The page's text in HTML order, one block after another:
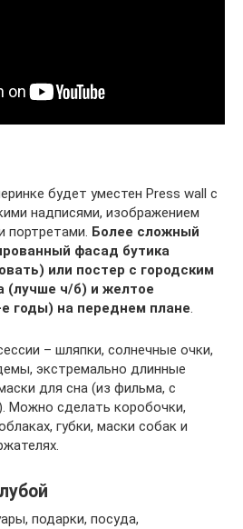
будет уместен Press wall с
надписями, изображением
портретами. Более сложный
фасад бутика
или постер с городским
(лучше ч/б) и желтое
годы) на переднем плане.
– шляпки, солнечные очки,
экстремально длинные
для сна (из фильма, с
Можно сделать коробочки,
губки, маски собак и
подарки, посуда,